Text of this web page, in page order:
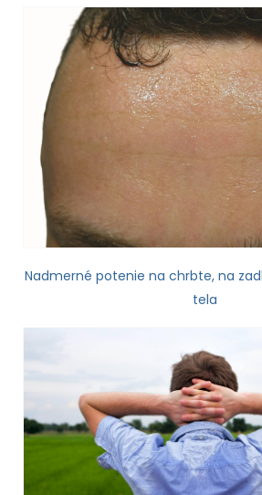
Nadmerné potenie na chrbte, na
tela